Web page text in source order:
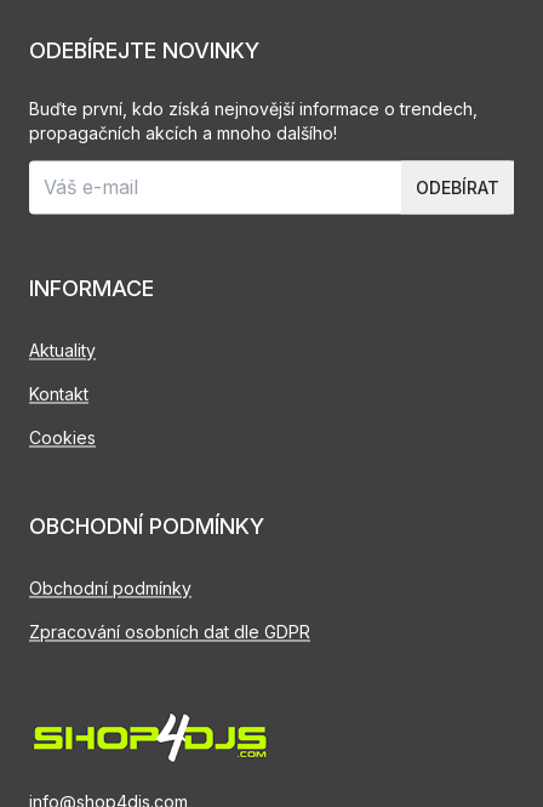
info@shop4djs.com
INFORMACE
Aktuality
Kontakt
Cookies
OBCHODNÍ PODMÍNKY
Obchodní podmínky
Zpracování osobních dat dle GDPR
ODEBÍREJTE NOVINKY
Buďte první, kdo získá nejnovější informace o trendech,
propagačních akcích a mnoho dalšího!
ODEBÍRAT